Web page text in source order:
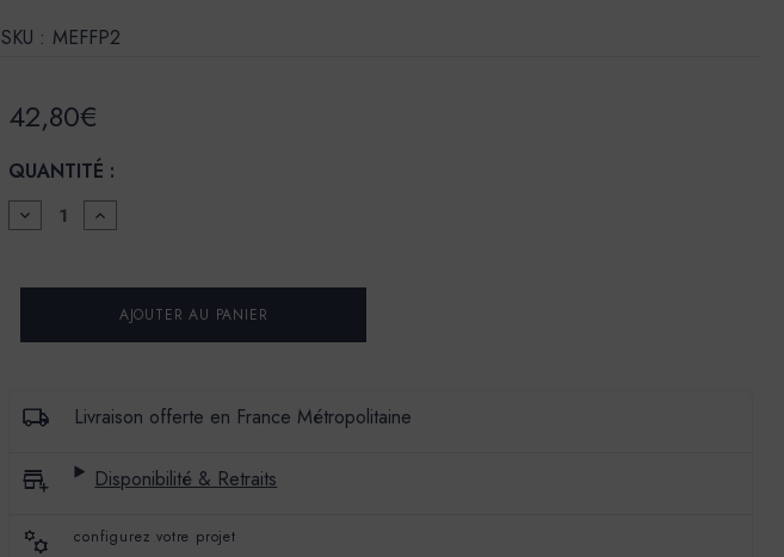
SKU : MEFFP2
42,80€
QUANTITÉ :
DIMINUER
LA
FIXATEUR
POREUX
AUGMENTER
LA
FIXATEUR
FONDS
POREUX
Livraison offerte en France Métropolitaine
Disponibilité & Retraits
configurez votre projet